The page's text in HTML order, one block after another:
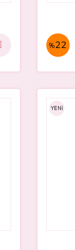
%22
YENİ